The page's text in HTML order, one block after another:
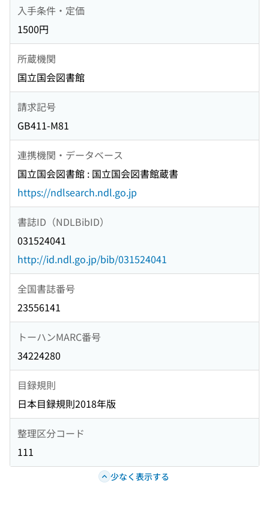
入手条件・定価
1500円
所蔵機関
国立国会図書館
請求記号
GB411-M81
連携機関・データベース
国立国会図書館 : 国立国会図書館蔵書
https://ndlsearch.ndl.go.jp
書誌ID（NDLBibID）
031524041
http://id.ndl.go.jp/bib/031524041
全国書誌番号
23556141
トーハンMARC番号
34224280
目録規則
日本目録規則2018年版
整理区分コード
111
少なく表示する